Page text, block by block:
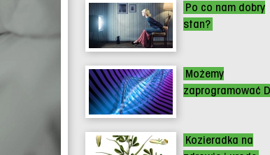
Po co nam dobry
stan?
Możemy
zaprogramować
Kozieradka na